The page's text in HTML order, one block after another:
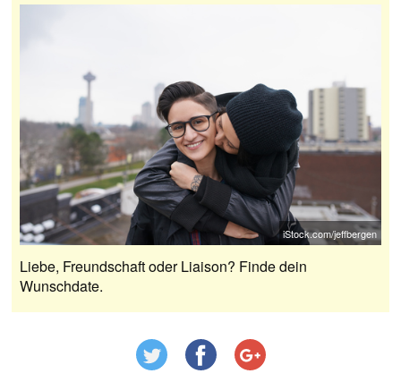
iStock.com/jeffbergen
Liebe, Freundschaft oder Liaison? Finde dein
Wunschdate.